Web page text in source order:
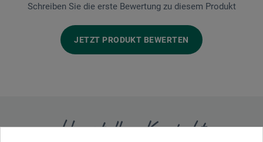
Schreiben Sie die erste Bewertung zu diesem Produkt
JETZT PRODUKT BEWERTEN
Hersteller-Kontakt